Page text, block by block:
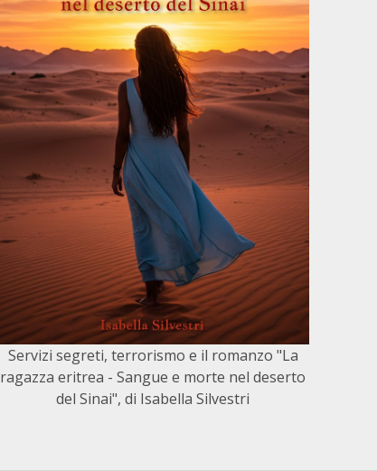
Servizi segreti, terrorismo e il romanzo "La
ragazza eritrea - Sangue e morte nel deserto
del Sinai", di Isabella Silvestri